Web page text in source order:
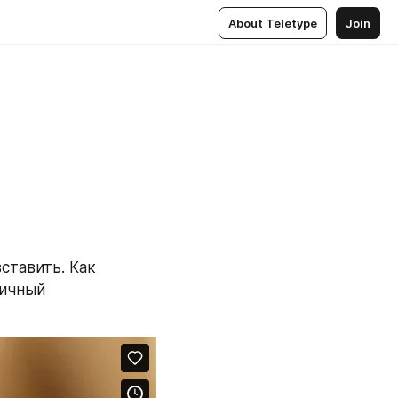
About Teletype Join
Как